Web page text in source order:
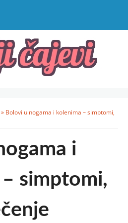
» Bolovi u nogama i kolenima – simptomi,
i
simptomi,